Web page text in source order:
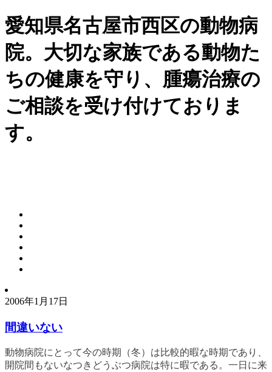
愛知県名古屋市西区の動物病
院。大切な家族である動物た
ちの健康を守り、腫瘍治療の
ご相談を受け付けておりま
す。
2006年1月17日
間違いない
動物病院にとって今の時期（冬）は比較的暇な時期であり、
開院間もないなつきどうぶつ病院は特に暇である。一日に来